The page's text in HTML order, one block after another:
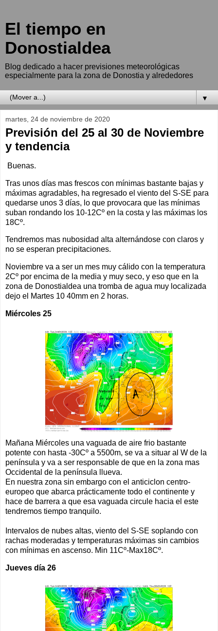
El tiempo en
Donostialdea
Blog dedicado a hacer previsiones meteorológicas
especialmente para la zona de Donostia y alrededores
▼
martes, 24 de noviembre de 2020
Previsión del 25 al 30 de Noviembre
y tendencia
Buenas.
Tras unos días mas frescos con mínimas bastante bajas y
máximas agradables, ha regresado el viento del S-SE para
quedarse unos 3 días, lo que provocara que las mínimas
suban rondando los 10-12Cº en la costa y las máximas los
18Cº.
Tendremos mas nubosidad alta alternándose con claros y
no se esperan precipitaciones.
Noviembre va a ser un mes muy cálido con la temperatura
2Cº por encima de la media y muy seco, y eso que en la
zona de Donostialdea una tromba de agua muy localizada
dejo el Martes 10 40mm en 2 horas.
Miércoles 25
Mañana Miércoles una vaguada de aire frio bastante
potente con hasta -30Cº a 5500m, se va a situar al W de la
península y va a ser responsable de que en la zona mas
Occidental de la península llueva.
En nuestra zona sin embargo con el anticiclon centro-
europeo que abarca prácticamente todo el continente y
hace de barrera a que esa vaguada circule hacia el este
tendremos tiempo tranquilo.
Intervalos de nubes altas, viento del S-SE soplando con
rachas moderadas y temperaturas máximas sin cambios
con mínimas en ascenso. Min 11Cº-Max18Cº.
Jueves día 26